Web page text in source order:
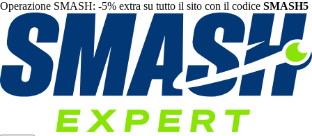
Operazione SMASH: -5% extra su tutto il sito con il codice SMASH5